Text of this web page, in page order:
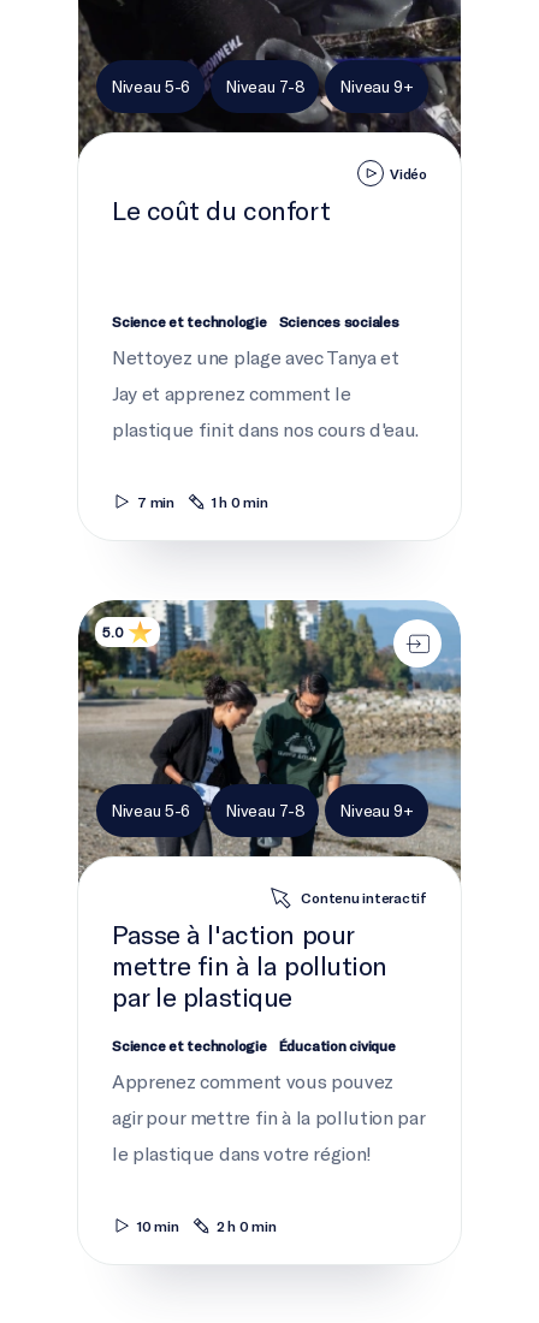
Niveau 5-6 Niveau 7-8 Niveau 9+
Vidéo
Le coût du confort
Science et technologie Sciences sociales
Nettoyez une plage avec Tanya et
Jay et apprenez comment le
plastique finit dans nos cours d'eau.
7 min 1 h 0 min
Passe à l'action pour mettre fin à la pollution par le
5.0
Niveau 5-6 Niveau 7-8 Niveau 9+
Contenu interactif
Passe à l'action pour
mettre fin à la pollution
par le plastique
Science et technologie Éducation civique
Apprenez comment vous pouvez
agir pour mettre fin à la pollution par
le plastique dans votre région!
10 min 2 h 0 min